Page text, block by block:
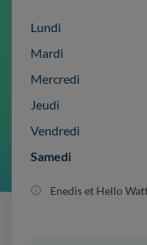
Lundi
Mardi
Mercredi
Jeudi
Vendredi
Samedi
Enedis et Hello